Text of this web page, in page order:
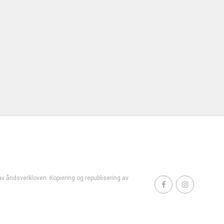
åndsverkloven. Kopiering og republisering av